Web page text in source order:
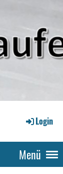
Login
Menü